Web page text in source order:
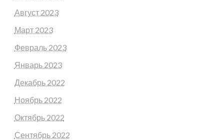
Август 2023
Март 2023
Февраль 2023
Январь 2023
Декабрь 2022
Ноябрь 2022
Октябрь 2022
Сентябрь 2022